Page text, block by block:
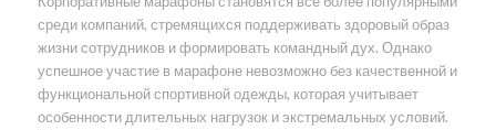
среди компаний, стремящихся поддерживать здоровый образ
жизни сотрудников и формировать командный дух. Однако
успешное участие в марафоне невозможно без качественной и
функциональной спортивной одежды, которая учитывает
особенности длительных нагрузок и экстремальных условий.